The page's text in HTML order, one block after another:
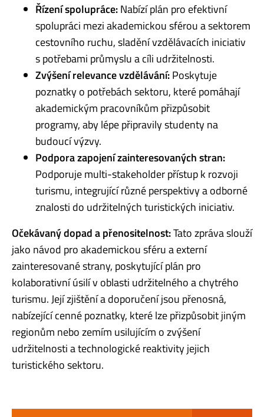
Řízení spolupráce:Nabízí plán pro efektivní
spolupráci mezi akademickou sférou a sektorem
cestovního ruchu, sladění vzdělávacích iniciativ
s potřebami průmyslu a cíli udržitelnosti.
Zvýšení relevance vzdělávání:Poskytuje
poznatky o potřebách sektoru, které pomáhají
akademickým pracovníkům přizpůsobit
programy, aby lépe připravily studenty na
budoucí výzvy.
Podpora zapojení zainteresovaných stran:
Podporuje multi-stakeholder přístup k rozvoji
turismu, integrující různé perspektivy a odborné
znalosti do udržitelných turistických iniciativ.
Očekávaný dopad a přenositelnost:Tato zpráva slouží
jako návod pro akademickou sféru a externí
zainteresované strany, poskytující plán pro
kolaborativní úsilí v oblasti udržitelného a chytrého
turismu. Její zjištění a doporučení jsou přenosná,
nabízející cenné poznatky, které lze přizpůsobit jiným
regionům nebo zemím usilujícím o zvýšení
udržitelnosti a technologické reaktivity jejich
turistického sektoru.